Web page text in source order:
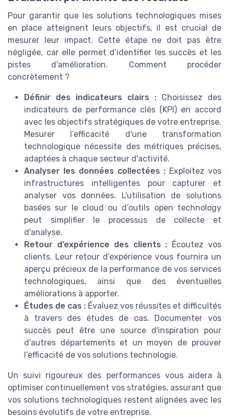
Pour garantir que les solutions technologiques mises
en place atteignent leurs objectifs, il est crucial de
mesurer leur impact. Cette étape ne doit pas être
négligée, car elle permet d’identifier les succès et les
pistes d'amélioration. Comment procéder
concrètement ?
Définir des indicateurs clairs : Choisissez des
indicateurs de performance clés (KPI) en accord
avec les objectifs stratégiques de votre entreprise.
Mesurer l’efficacité d'une transformation
technologique nécessite des métriques précises,
adaptées à chaque secteur d'activité.
Analyser les données collectées : Exploitez vos
infrastructures intelligentes pour capturer et
analyser vos données. L'utilisation de solutions
basées sur le cloud ou d’outils open technology
peut simplifier le processus de collecte et
d'analyse.
Retour d’expérience des clients : Écoutez vos
clients. Leur retour d’expérience vous fournira un
aperçu précieux de la performance de vos services
technologiques, ainsi que des éventuelles
améliorations à apporter.
Études de cas : Évaluez vos réussites et difficultés
à travers des études de cas. Documenter vos
succès peut être une source d'inspiration pour
d'autres départements et un moyen de prouver
l’efficacité de vos solutions technologie.
Un suivi rigoureux des performances vous aidera à
optimiser continuellement vos stratégies, assurant que
vos solutions technologiques restent alignées avec les
besoins évolutifs de votre entreprise.